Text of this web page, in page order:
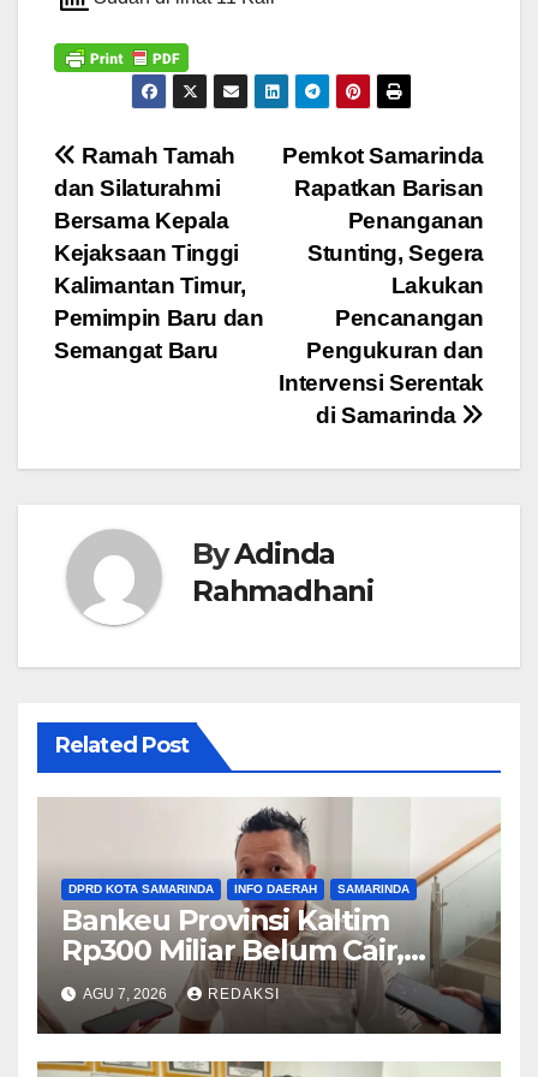
Navigasi
pos
Pemkot Samarinda
Rapatkan Barisan
Penanganan
Stunting, Segera
Lakukan
Pencanangan
Pengukuran dan
Intervensi Serentak
di Samarinda
Ramah Tamah
dan Silaturahmi
Bersama Kepala
Kejaksaan Tinggi
Kalimantan Timur,
Pemimpin Baru dan
Semangat Baru
ByAdinda
Rahmadhani
Related Post
DPRD KOTA SAMARINDA INFO DAERAH SAMARINDA
Bankeu Provinsi Kaltim
Rp300 Miliar Belum Cair,
Komisi III DPRD Samarinda
Khawatirkan Proyek Banjir
dan Jalan Terhambat
AGU 7, 2026 REDAKSI